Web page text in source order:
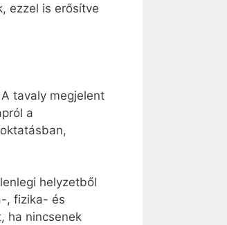
ezzel is erősítve
tavaly megjelent
a
helyzetből
, fizika- és
ha nincsenek